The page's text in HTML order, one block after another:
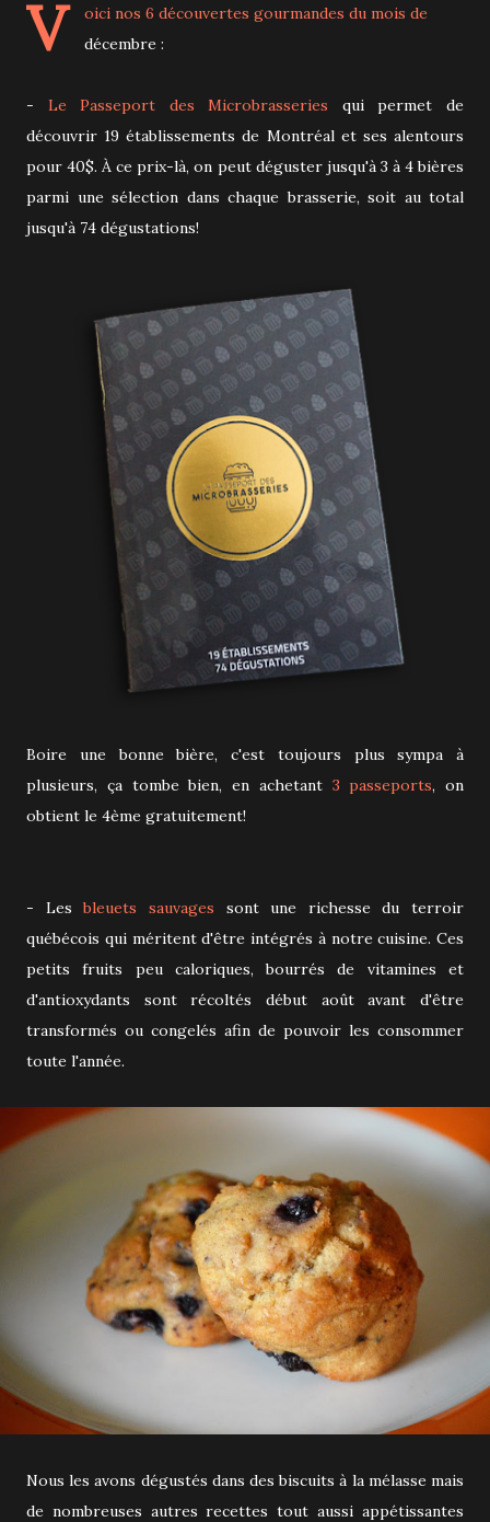
V
oici nos 6 découvertes gourmandes du mois de
décembre :
- Le Passeport des Microbrasseries qui permet de
découvrir 19 établissements de Montréal et ses alentours
pour 40$. À ce prix-là, on peut déguster jusqu'à 3 à 4 bières
parmi une sélection dans chaque brasserie, soit au total
jusqu'à 74 dégustations!
Boire une bonne bière, c'est toujours plus sympa à
plusieurs, ça tombe bien, en achetant 3 passeports, on
obtient le 4ème gratuitement!
- Lesbleuets sauvages sont une richesse du terroir
québécois qui méritent d'être intégrés à notre cuisine. Ces
petits fruits peu caloriques, bourrés de vitamines et
d'antioxydants sont récoltés début août avant d'être
transformés ou congelés afin de pouvoir les consommer
toute l'année.
Nous les avons dégustés dans des biscuits à la mélasse mais
de nombreuses autres recettes tout aussi appétissantes